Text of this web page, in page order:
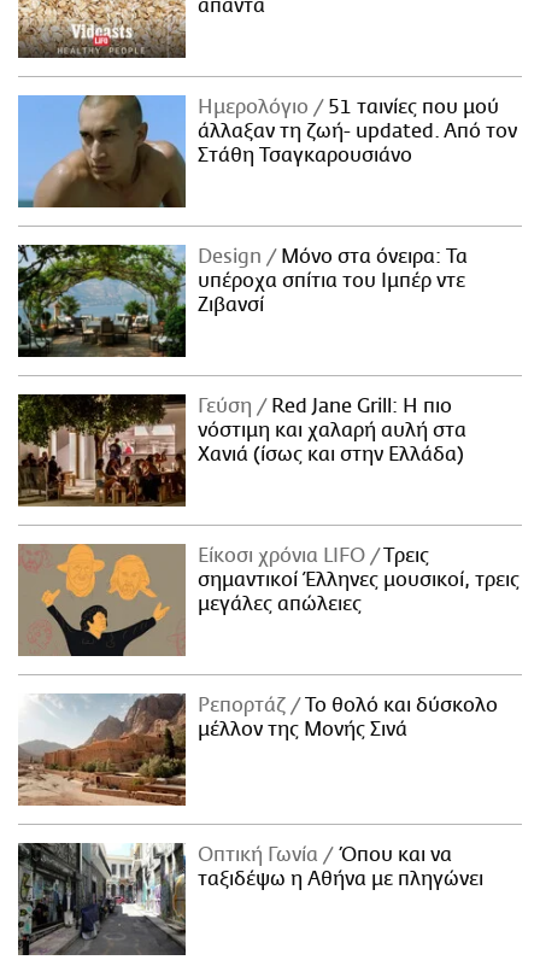
απαντά
Ημερολόγιο
51 ταινίες που μού
άλλαξαν τη ζωή- updated. Aπό τον
Στάθη Τσαγκαρουσιάνο
Design
Μόνο στα όνειρα: Τα
υπέροχα σπίτια του Ιμπέρ ντε
Ζιβανσί
Γεύση
Red Jane Grill: Η πιο
νόστιμη και χαλαρή αυλή στα
Χανιά (ίσως και στην Ελλάδα)
Είκοσι χρόνια LIFO
Tρεις
σημαντικοί Έλληνες μουσικοί, τρεις
μεγάλες απώλειες
Ρεπορτάζ
Το θολό και δύσκολο
μέλλον της Μονής Σινά
Οπτική Γωνία
Όπου και να
ταξιδέψω η Αθήνα με πληγώνει